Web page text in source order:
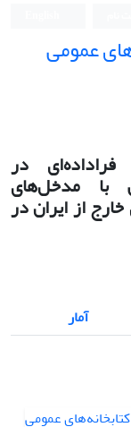
عمومی
در
با مدخل‌های
از ایران در
آمار